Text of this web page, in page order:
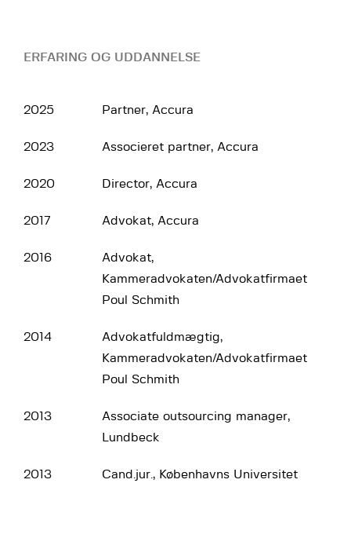
ERFARING OG UDDANNELSE
2025 Partner, Accura
2023 Associeret partner, Accura
2020 Director, Accura
2017 Advokat, Accura
2016
Advokat,
Kammeradvokaten/Advokatfirmaet
Poul Schmith
2014
Advokatfuldmægtig,
Kammeradvokaten/Advokatfirmaet
Poul Schmith
2013
Associate outsourcing manager,
Lundbeck
2013 Cand.jur., Københavns Universitet